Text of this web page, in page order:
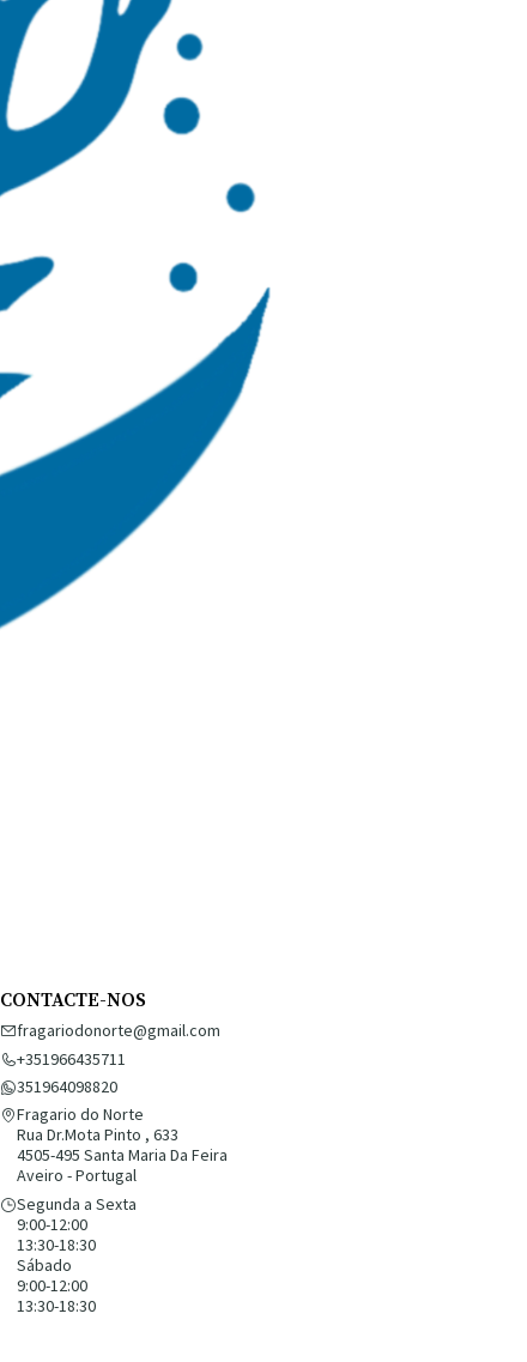
CONTACTE-NOS
fragariodonorte@gmail.com
+351966435711
351964098820
Fragario do Norte
Rua Dr.Mota Pinto , 633
4505-495 Santa Maria Da Feira
Aveiro - Portugal
Segunda a Sexta
9:00-12:00
13:30-18:30
Sábado
9:00-12:00
13:30-18:30